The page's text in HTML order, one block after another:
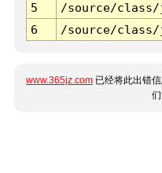
5
/source/class/
6
/source/class/
www.365jz.com 已经将此出错